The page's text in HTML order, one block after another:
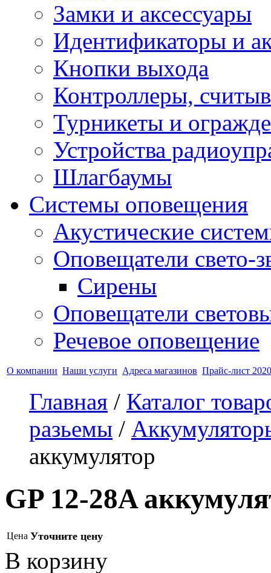
Замки и аксессуары
Идентификаторы и
Кнопки выхода
Контроллеры,
Турникеты и
Устройства
Шлагбаумы
Системы оповещения
Акустические
Оповещатели свето-
Сирены
Оповещатели
Речевое оповещение
О компании Наши услуги Адреса магазинов Прайс-лист
Главная / Каталог
разьемы /
аккумулятор
GP 12-28A
Цена Уточните цену
В корзину